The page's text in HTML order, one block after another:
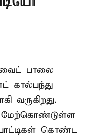
வைட் பாலை
கால்பந்து
வருகிறது.
மேற்கொண்டுள்ள
கொண்ட